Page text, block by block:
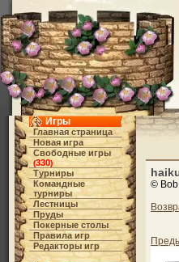
Игры
Главная страница
Новая игра
Свободные игры
(330)
Турниры
Командные
турниры
Лестницы
Пруды
Покерные столы
Правила игр
Редакторы игр
© Bob